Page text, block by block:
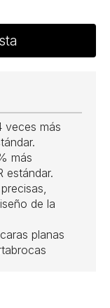
veces más
más
estándar.
de la
planas